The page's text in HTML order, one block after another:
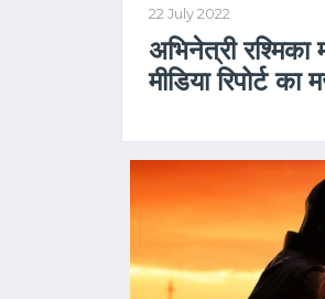
22 July 2022
अभिनेत्री रश्मिका
मीडिया रिपोर्ट का